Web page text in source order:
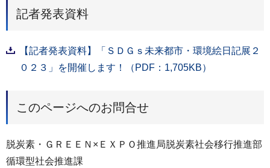
記者発表資料
【記者発表資料】「ＳＤＧｓ未来都市・環境絵日記展２
０２３」を開催します！（PDF：1,705KB）
このページへのお問合せ
脱炭素・ＧＲＥＥＮ×ＥＸＰＯ推進局脱炭素社会移行推進部
循環型社会推進課